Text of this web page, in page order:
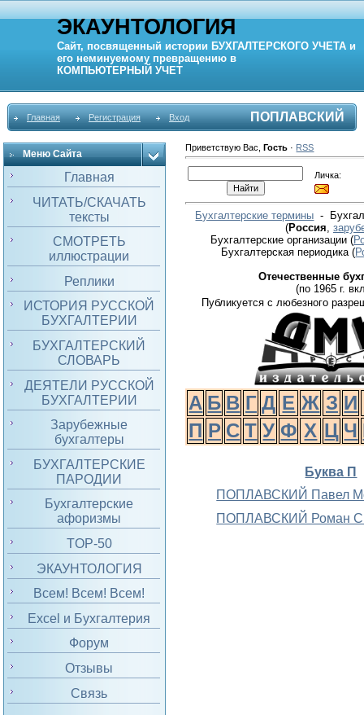
ЭКАУНТОЛОГИЯ
Сайт, посвященный истории БУХГАЛТЕРСКОГО УЧЕТА и
его неминуемому превращению в
КОМПЬЮТЕРНЫЙ УЧЕТ
Главная Регистрация Вход ПОПЛАВСКИЙ
Меню Сайта
Главная
ЧИТАТЬ/СКАЧАТЬ
тексты
СМОТРЕТЬ
иллюстрации
Реплики
ИСТОРИЯ РУССКОЙ
БУХГАЛТЕРИИ
БУХГАЛТЕРСКИЙ
СЛОВАРЬ
ДЕЯТЕЛИ РУССКОЙ
БУХГАЛТЕРИИ
Зарубежные
бухгалтеры
БУХГАЛТЕРСКИЕ
ПАРОДИИ
Бухгалтерские
афоризмы
TOP-50
ЭКАУНТОЛОГИЯ
Всем! Всем! Всем!
Excel и Бухгалтерия
Форум
Отзывы
Связь
Приветствую Вас ,Гость · RSS
Личка:
Бухгалтерские термины -
(Россия
Бухгалтерские организации (
Бухгалтерская периодика(
Отечественные
(по 1965 г.
Публикуется с любезного
А Б В Г Д Е Ж З И
П Р С Т У Ф Х Ц Ч
Буква П
ПОПЛАВСКИЙ Павел
ПОПЛАВСКИЙ Роман